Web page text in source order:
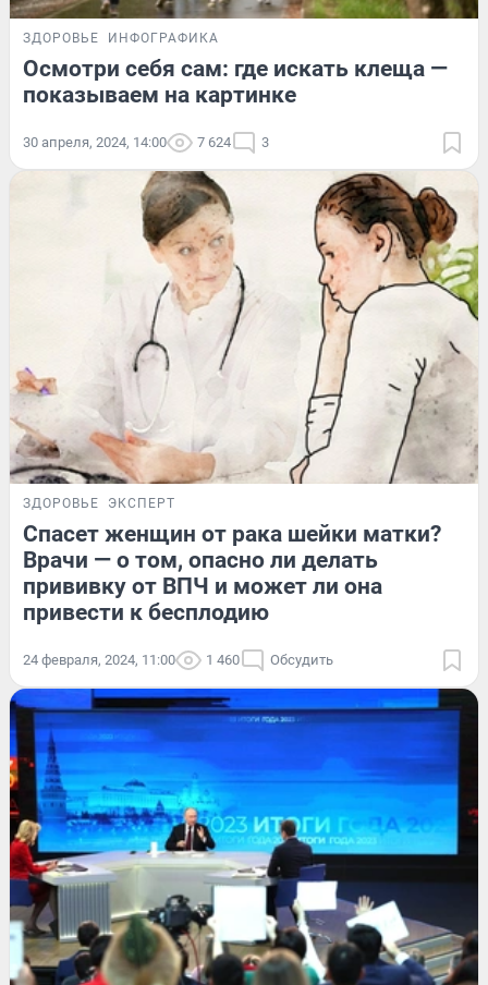
ЗДОРОВЬЕ ИНФОГРАФИКА
Осмотри себя сам: где искать клеща —
показываем на картинке
30 апреля, 2024, 14:00 7 624 3
ЗДОРОВЬЕ ЭКСПЕРТ
Спасет женщин от рака шейки матки?
Врачи — о том, опасно ли делать
прививку от ВПЧ и может ли она
привести к бесплодию
24 февраля, 2024, 11:00 1 460 Обсудить